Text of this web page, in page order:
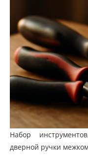
Набор
дверной ручки